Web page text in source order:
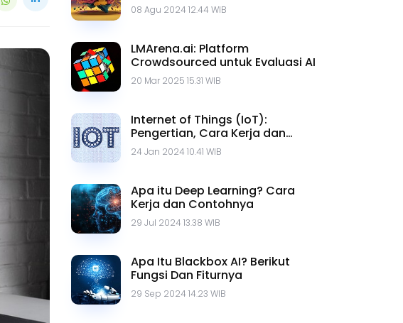
08 Agu 2024 12.44 WIB
LMArena.ai: Platform
Crowdsourced untuk Evaluasi AI
20 Mar 2025 15.31 WIB
Internet of Things (IoT):
Pengertian, Cara Kerja dan
Contohnya
24 Jan 2024 10.41 WIB
Apa itu Deep Learning? Cara
Kerja dan Contohnya
29 Jul 2024 13.38 WIB
Apa Itu Blackbox AI? Berikut
Fungsi Dan Fiturnya
29 Sep 2024 14.23 WIB